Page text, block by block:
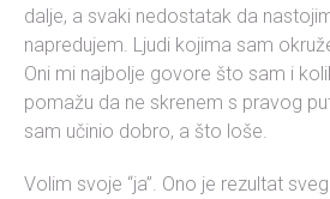
dalje, a svaki nedostatak da
napredujem. Ljudi kojima sam
Oni mi najbolje govore što sam i
pomažu da ne skrenem s pravog
sam učinio dobro, a što loše.
Volim svoje “ja”. Ono je rezultat